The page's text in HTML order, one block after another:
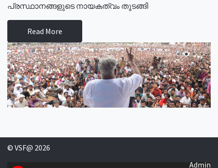
പ്രസ്ഥാനങ്ങളുടെ നായകത്വം തുടങ്ങി
Read More
© VSF@ 2026
Admin